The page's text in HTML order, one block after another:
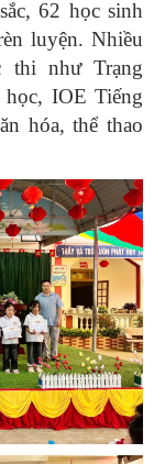
62 học sinh
luyện. Nhiều
thi như Trạng
IOE Tiếng
hóa, thể thao